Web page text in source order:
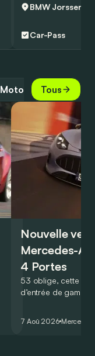
BMW Jorssen
Car-Pass
MotorsportTous
Nouvelle
Mercedes-
4 Portes
53 oblige, cette
d’entrée de
moins…
7 Aoû 2026 Mercedes